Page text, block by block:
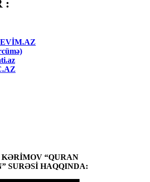
:
“QURAN
SURƏSİ HAQQINDA: